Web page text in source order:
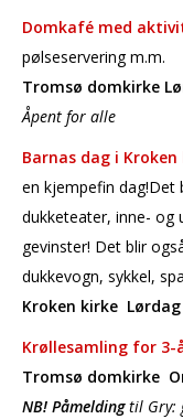
Domkafé med
pølseservering m.m.
Tromsø domkirke
Åpent for alle
Barnas dag i Kroken
en kjempefin dag!Det
dukketeater, inne- og
gevinster! Det blir
dukkevogn, sykkel,
Kroken kirke
Krøllesamling for
Tromsø domkirke
NB! Påmeldingtil Gry: